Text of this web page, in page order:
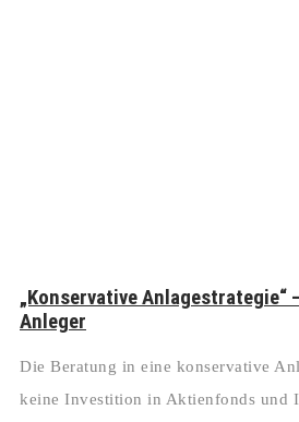
„Konservative Anlagestrategie“
Anleger
Die Beratung in eine konservative
keine Investition in Aktienfonds und